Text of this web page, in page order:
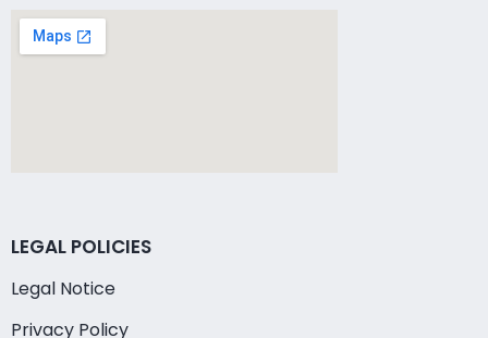
LEGAL POLICIES
Legal Notice
Privacy Policy